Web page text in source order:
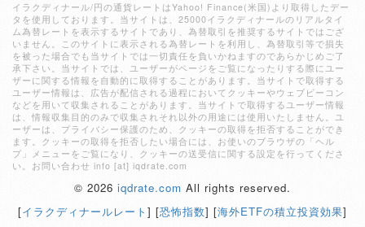
イラクディナール/円の通貨レートはYahoo! Finance(米国)より取得したデー
タを使用しております。当サイトは、25000イラクディナールのリアルタイ
ム為替レートを表示するサイトであり、為替取引を推奨するサイトではござ
いません。このサイトに表示される為替レートを利用し、為替取引等で損失
を被った場合でも当サイトでは一切責任を負いかねますのであらかじめご了
承下さい。当サイトでは、ユーザーがページをご覧になったりする際にユー
ザーに関する情報を自動的に取得することがあります。当サイトで取得する
ユーザー情報は、広告が配信される過程においてクッキーやウェブビーコン
などを用いて収集されることがあります。当サイトで取得するユーザー情報
は、情報収集目的のみで収集されそれ以外の用途には使用いたしません。ユ
ーザーは、プライバシー保護のため、クッキーの取得を拒否することができ
ます。クッキーの取得を拒否したい場合には、お使いのブラウザの「ヘル
プ」メニューをご覧になり、クッキーの送受信に関する設定を行ってくださ
い。お問い合わせ info [at] iqdrate.com
© 2026 iqdrate.com All rights reserved.
[イラクディナールレート ] [恐怖指数] [海外ETFの積立投資効果]